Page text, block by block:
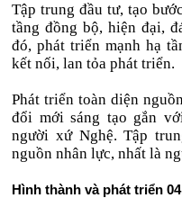
Tập trung đầu tư, tạo
tầng đồng bộ, hiện đại,
đó, phát triển mạnh hạ
kết nối, lan tỏa phát triển.
Phát triển toàn diện
đổi mới sáng tạo gắn
người xứ Nghệ. Tập
nguồn nhân lực, nhất là
Hình thành và phát triển